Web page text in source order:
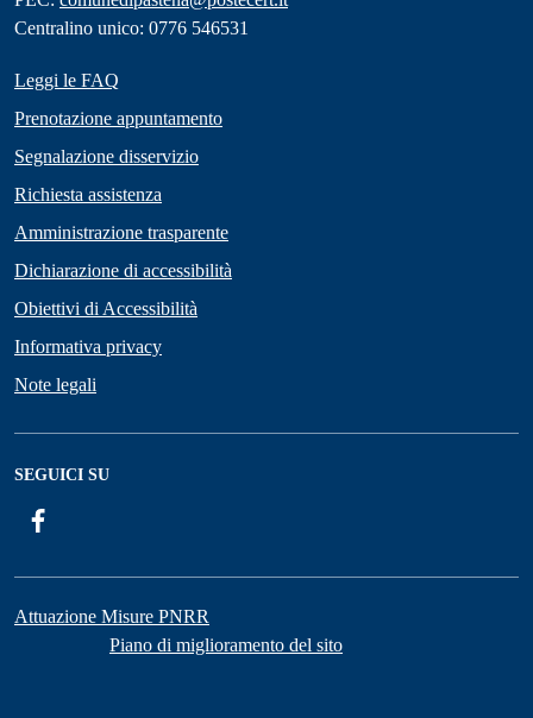
Centralino unico: 0776 546531
Leggi le FAQ
Prenotazione appuntamento
Segnalazione disservizio
Richiesta assistenza
Amministrazione trasparente
Dichiarazione di accessibilità
Obiettivi di Accessibilità
Informativa privacy
Note legali
SEGUICI SU
Attuazione Misure PNRR
Piano di miglioramento del sito